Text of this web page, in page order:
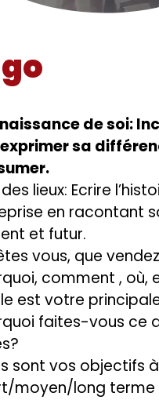
de soi:
sa
lieux: Ecrire
en racontant
et futur.
vous, que
comment , où,
est votre
faites-vous ce
sont vos objectifs à
moyen/long terme